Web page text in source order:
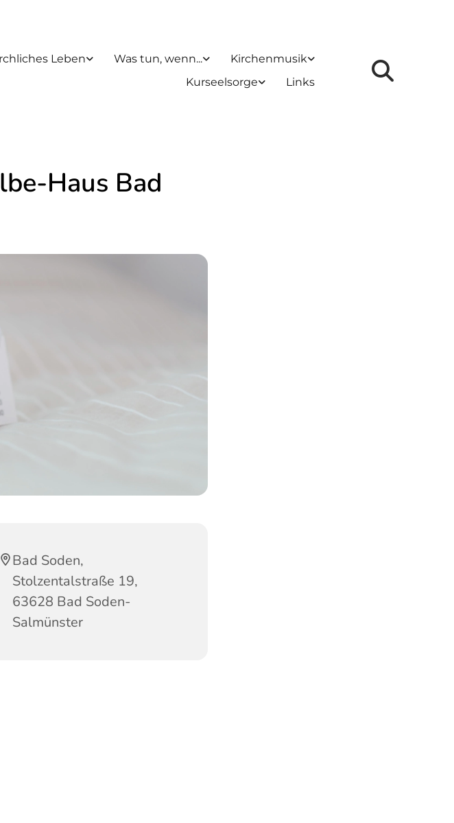
Leben Was tun, wenn...
Kirchenmusik
Kurseelsorge
Links
Haus Bad
Bad Soden,
Stolzentalstraße 19,
63628 Bad Soden-
Salmünster